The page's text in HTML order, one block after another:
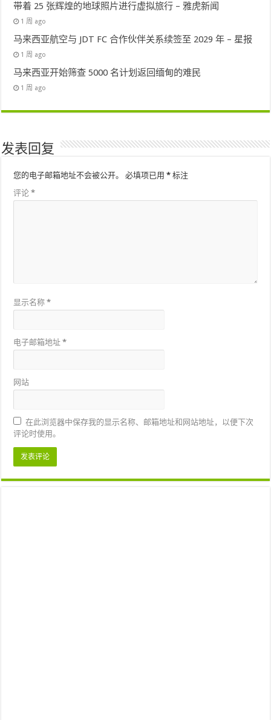
带着 25 张辉煌的地球照片进行虚拟旅行 – 雅虎新闻
1 周 ago
马来西亚航空与 JDT FC 合作伙伴关系续签至 2029 年 – 星报
1 周 ago
马来西亚开始筛查 5000 名计划返回缅甸的难民
1 周 ago
发表回复
您的电子邮箱地址不会被公开。 必填项已用* 标注
评论*
显示名称*
电子邮箱地址*
网站
在此浏览器中保存我的显示名称、邮箱地址和网站地址，以便下次
评论时使用。